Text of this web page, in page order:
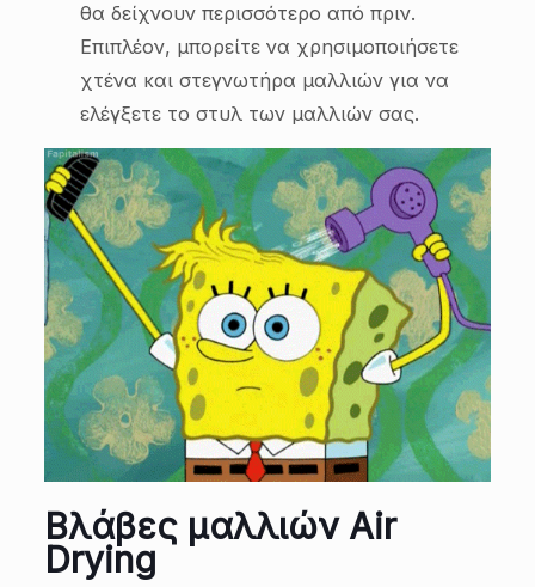
θα δείχνουν περισσότερο από πριν.
Επιπλέον, μπορείτε να χρησιμοποιήσετε
χτένα και στεγνωτήρα μαλλιών για να
ελέγξετε το στυλ των μαλλιών σας.
Βλάβες μαλλιών Air
Drying